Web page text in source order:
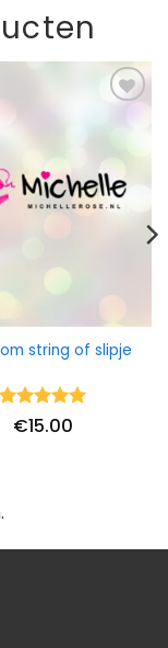
string of slipje
Waardering
uit 5
€15.00